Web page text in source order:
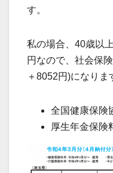
す。
私の場合、40歳以
円なので、社会保
＋8052円)になりま
全国健康保険
厚生年金保険